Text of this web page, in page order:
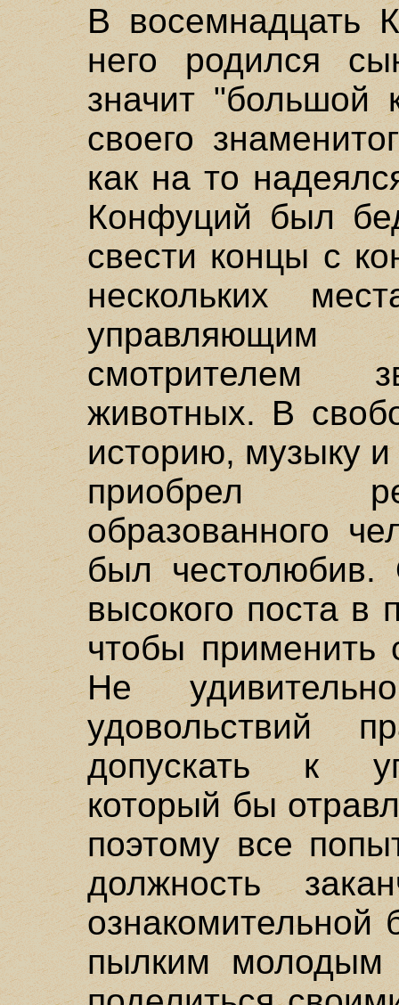
В восемнадцать
него родился
значит "большой
своего
как на то
Конфуций был
свести концы с
нескольких
управляющим
смотрителем
животных. В
историю, музыку
приобрел
образованного
был честолюбив.
высокого поста в
чтобы применить
Не
удовольствий
допускать к
который бы
поэтому все
должность
пылким молодым